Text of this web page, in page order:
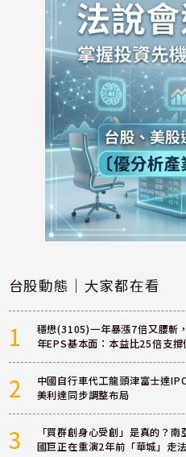
台股動態｜大家都在看
1
穩懋(3105)一年暴漲7倍又腰斬
年EPS基本面：本益比25倍支撐
2
中國自行車代工龍頭津富士達
美利達同步調整布局
3
「買群創身心受創」是真的？
國巨正在重演2年前「華城」走